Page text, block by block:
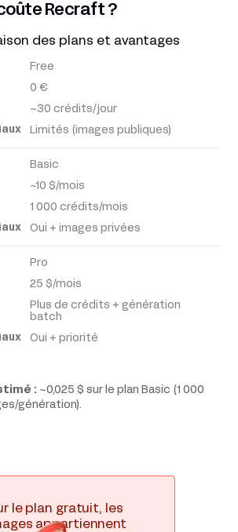
Recraft ?
des plans et avantages
Free
0 €
~30 crédits/jour
Limités (images publiques)
Basic
~10 $/mois
1 000 crédits/mois
Oui + images privées
Pro
25 $/mois
Plus de crédits + génération
batch
Oui + priorité
: ~0,025 $ sur le plan Basic (1 000
génération).
le plan gratuit, les
appartiennent